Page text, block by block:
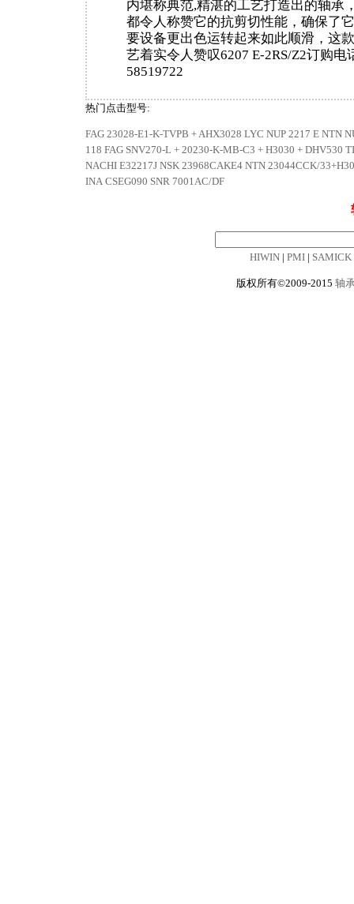
内堪称典范,精湛的工艺打造出的轴承
都令人称赞它的抗剪切性能，确保了
要设备更出色运转起来如此顺滑，这
艺着实令人赞叹6207 E-2RS/Z2订购电
58519722
热门点击型号:
FAG 23028-E1-K-TVPB + AHX3028 LYC NUP 2217 E NTN
118 FAG SNV270-L + 20230-K-MB-C3 + H3030 + DHV530
NACHI E32217J NSK 23968CAKE4 NTN 23044CCK/
INA CSEG090 SNR 7001AC/DF
HIWIN| PMI| SAMICK
版权所有©2009-2015 轴